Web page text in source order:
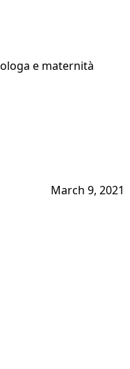
e maternità
March 9, 2021